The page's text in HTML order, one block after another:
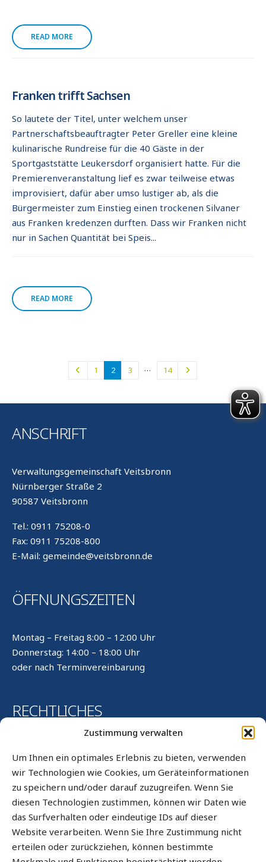
Zustimmung verwalten
Um Ihnen ein optimales Erlebnis zu bieten, verwenden
wir Technologien wie Cookies, um Geräteinformationen
zu speichern und/oder darauf zuzugreifen. Wenn Sie
diesen Technologien zustimmen, können wir Daten wie
das Surfverhalten oder eindeutige IDs auf dieser
Website verarbeiten. Wenn Sie Ihre Zustimmung nicht
erteilen oder zurückziehen, können bestimmte
READ MORE
Franken trifft Sachsen
So lautete der Titel, unter welchem unser
Partnerschaftsbeauftragter Peter Greller eine kleine
kulinarische Rundreise für die 40 Gäste in der
Sportgaststätte Leukersdorf organisiert hatte. Für die
Premierenveranstaltung lief es zwar teilweise etwas
improvisiert, dafür aber umso lustiger ab, als die
Bürgermeister zum Einstieg einen trockenen Silvaner
aus Franken kredenzen durften. Dass wir Franken nicht
nur in Sachen Quantität bei Speis...
READ MORE
1 2 3 … 14
ANSCHRIFT
Verwaltungsgemeinschaft Veitsbronn
Nürnberger Straße 2
90587 Veitsbronn
Tel.: 0911 75208-0
Fax: 0911 75208-800
E-Mail: gemeinde@veitsbronn.de
ÖFFNUNGSZEITEN
Montag – Freitag 8:00 – 12:00 Uhr
Donnerstag: 14:00 – 18:00 Uhr
oder nach Terminvereinbarung
RECHTLICHES
Impressum
Datenschutz
Datenschutz WhatsApp
Cookie-Richtlinie (EU)
Sitemap